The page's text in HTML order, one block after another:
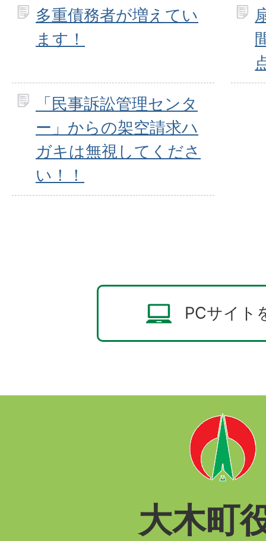
多重債務者が増えてい
ます！
「民事訴訟管理センタ
ー」からの架空請求ハ
ガキは無視してくださ
い！！
PCサイト
大木町